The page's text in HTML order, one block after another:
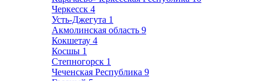
Черкесск 4
Усть-Джегута 1
Акмолинская область 9
Кокшетау 4
Косшы 1
Степногорск 1
Чеченская Республика 9